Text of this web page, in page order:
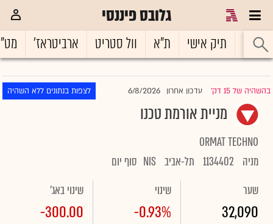
גלובס פיננסי
ראשי תיק אישי ת"א וול סטריט ארביטראז'
בהשהיה של 15 דק' |עדכון אחרון 6/8/2026 לצפות בנתונים ללא השהיה
מניית אורמת טכנו
ORMAT TECHNO
מניה 1134402 תל-אביב NIS סוף יום
שער
32,090
שינוי
-0.93%
שינוי באג'
-300.00